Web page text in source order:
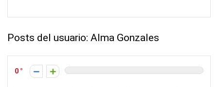
Posts del usuario: Alma Gonzales
0